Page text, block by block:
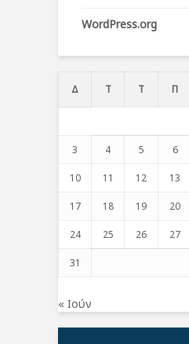
WordPress.org
Δ Τ Τ Π
3 4 5 6
10 11 12 13
17 18 19 20
24 25 26 27
31
« Ιούν